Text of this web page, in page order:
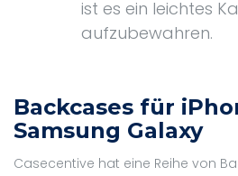
ist es ein leichtes
aufzubewahren.
Backcases für
Samsung Galaxy
Casecentive hat eine Reihe von